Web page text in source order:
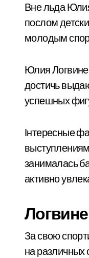
Вне льда
послом
молодым
Юлия
достичь
успешных
Iнтересные
занималась
активно
За свою
на